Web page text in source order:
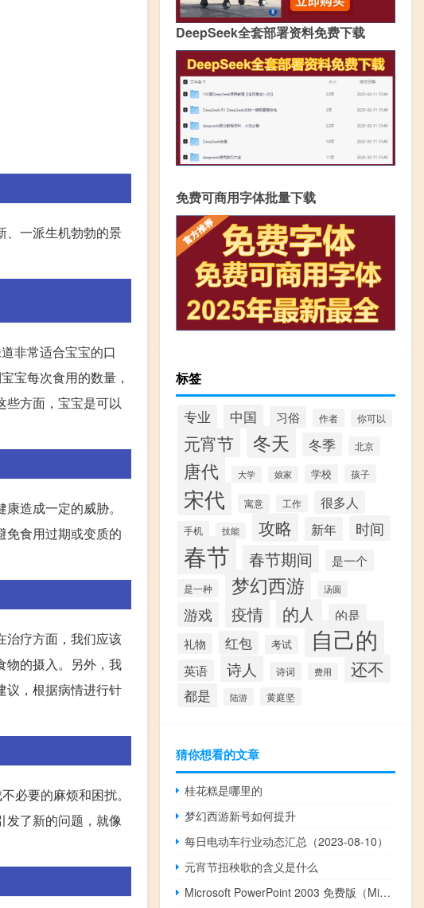
、一派生机勃勃的景
非常适合宝宝的口
宝每次食用的数量，
些方面，宝宝是可以
造成一定的威胁。
免食用过期或变质的
治疗方面，我们应该
物的摄入。另外，我
议，根据病情进行针
必要的麻烦和困扰。
发了新的问题，就像
DeepSeek全套部署资料免费下载
免费可商用字体批量下载
标签
专业 中国 习俗 作者 你可以
元宵节 冬天 冬季 北京
唐代 大学 娘家 学校 孩子
宋代 寓意 工作 很多人
手机 技能 攻略 新年 时间
春节 春节期间 是一个
是一种 梦幻西游 汤圆
游戏 疫情 的人 的是
礼物 红包 考试 自己的
英语 诗人 诗词 费用 还不
都是 陆游 黄庭坚
猜你想看的文章
桂花糕是哪里的
梦幻西游新号如何提升
每日电动车行业动态汇总（2023-08-10）
元宵节扭秧歌的含义是什么
Microsoft PowerPoint 2003 免费版（Microsoft PowerPoint 2003 免费版功能简介）